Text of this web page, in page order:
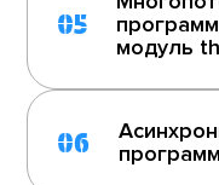
05
модуль
06